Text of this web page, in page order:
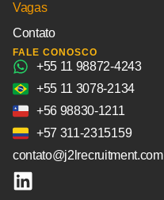
Vagas
Contato
FALE CONOSCO
+55 11 98872-4243
+55 11 3078-2134
+56 98830-1211
+57 311-2315159
contato@j2lrecruitment.com